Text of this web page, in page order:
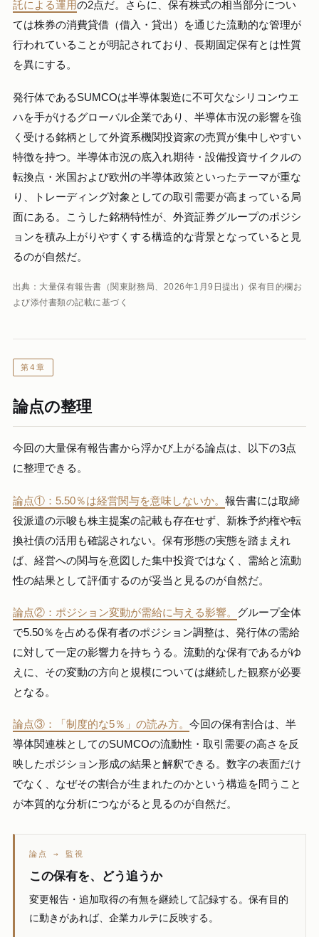
託による運用の2点だ。さらに、保有株式の相当部分につい
ては株券の消費貸借（借入・貸出）を通じた流動的な管理が
行われていることが明記されており、長期固定保有とは性質
を異にする。
発行体であるSUMCOは半導体製造に不可欠なシリコンウエ
ハを手がけるグローバル企業であり、半導体市況の影響を強
く受ける銘柄として外資系機関投資家の売買が集中しやすい
特徴を持つ。半導体市況の底入れ期待・設備投資サイクルの
転換点・米国および欧州の半導体政策といったテーマが重な
り、トレーディング対象としての取引需要が高まっている局
面にある。こうした銘柄特性が、外資証券グループのポジシ
ョンを積み上がりやすくする構造的な背景となっていると見
るのが自然だ。
出典：大量保有報告書（関東財務局、2026年1月9日提出）保有目的欄お
よび添付書類の記載に基づく
第4章
論点の整理
今回の大量保有報告書から浮かび上がる論点は、以下の3点
に整理できる。
論点①：5.50％は経営関与を意味しないか。 報告書には取締
役派遣の示唆も株主提案の記載も存在せず、新株予約権や転
換社債の活用も確認されない。保有形態の実態を踏まえれ
ば、経営への関与を意図した集中投資ではなく、需給と流動
性の結果として評価するのが妥当と見るのが自然だ。
論点②：ポジション変動が需給に与える影響。 グループ全体
で5.50％を占める保有者のポジション調整は、発行体の需給
に対して一定の影響力を持ちうる。流動的な保有であるがゆ
えに、その変動の方向と規模については継続した観察が必要
となる。
論点③：「制度的な5％」の読み方。 今回の保有割合は、半
導体関連株としてのSUMCOの流動性・取引需要の高さを反
映したポジション形成の結果と解釈できる。数字の表面だけ
でなく、なぜその割合が生まれたのかという構造を問うこと
が本質的な分析につながると見るのが自然だ。
論点 → 監視
この保有を、どう追うか
変更報告・追加取得の有無を継続して記録する。保有目的
に動きがあれば、企業カルテに反映する。